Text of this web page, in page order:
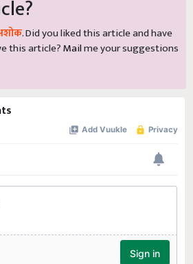
. Did you liked this article and have
this article?Mailme your suggestions